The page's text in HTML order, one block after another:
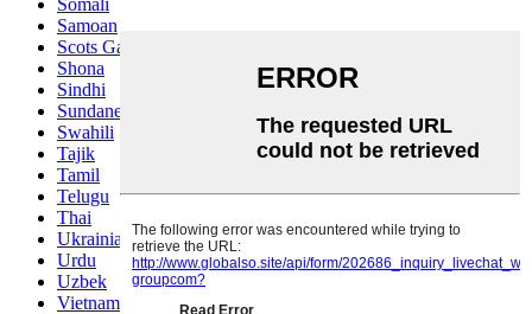
Somali
Samoan
Scots Gaelic
Shona
Sindhi
Sundanese
Swahili
Tajik
Tamil
Telugu
Thai
Ukrainian
Urdu
Uzbek
Vietnamese